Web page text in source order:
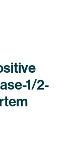
1/2-